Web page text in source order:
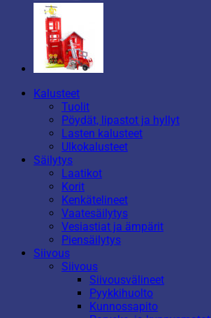
Kalusteet
Tuolit
Pöydät, lipastot ja hyllyt
Lasten kalusteet
Ulkokalusteet
Säilytys
Laatikot
Korit
Kenkätelineet
Vaatesäilytys
Vesiastiat ja ämpärit
Piensäilytys
Siivous
Siivous
Siivousvälineet
Pyykkihuolto
Kunnossapito